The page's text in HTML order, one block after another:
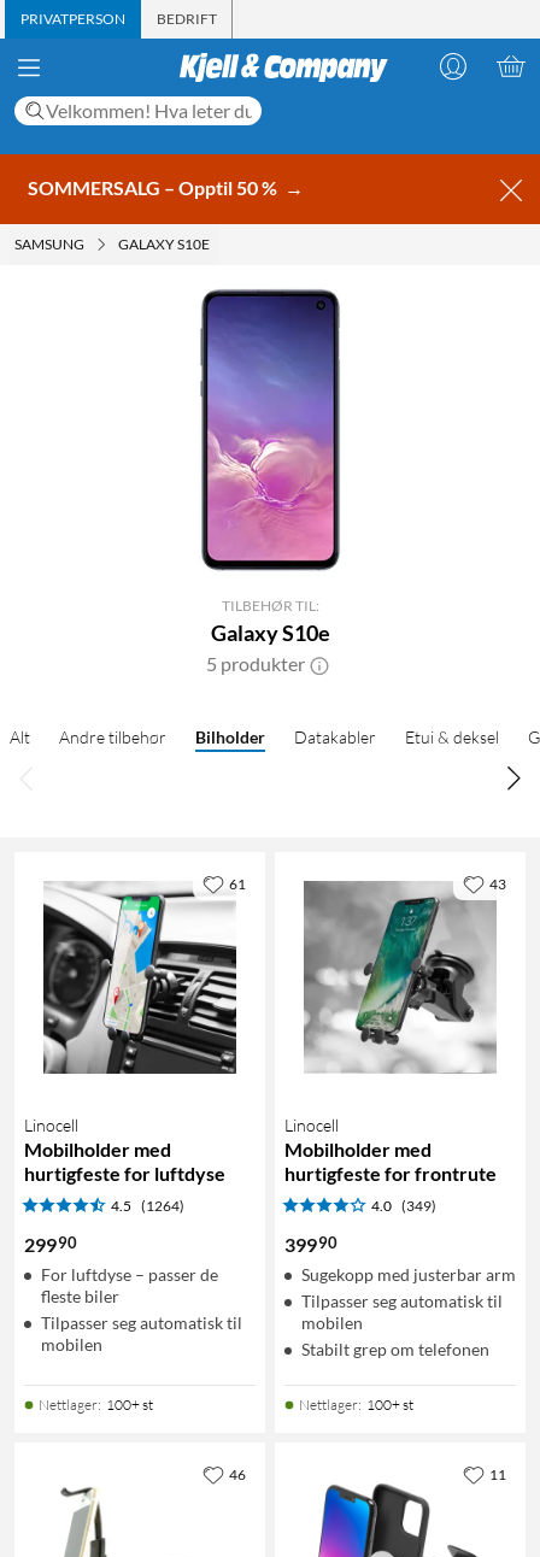
PRIVATPERSON BEDRIFT
SOMMERSALG – Opptil 50 % →
SAMSUNG GALAXY S10E
TILBEHØR TIL:
Galaxy S10e
5 produkter
Alt Andre tilbehør Bilholder Datakabler Etui & deksel
Linocell
Mobilholder med
hurtigfeste for luftdyse
4.5 (1264)
29990
For luftdyse – passer de
fleste biler
Tilpasser seg automatisk til
mobilen
Nettlager: 100+ st
61
Linocell
Mobilholder med
hurtigfeste for frontrute
4.0 (349)
39990
Sugekopp med justerbar arm
Tilpasser seg automatisk til
mobilen
Stabilt grep om telefonen
Nettlager: 100+ st
43
46 11